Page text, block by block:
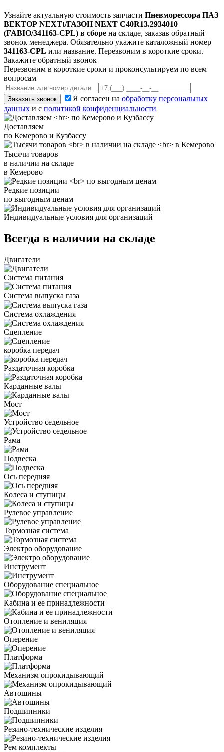
Узнайте актуальную стоимость запчасти Пневморессора ПАЗ
ВЕКТОР NEXTt/ГАЗОН NEXT C40R13.2934010
(FABIO/341163-CPL) в сборе на складе, заказав обратный
звонок менеджера. Обязательно укажите каталожный номер
341163-CPL или название. Перезвоним в короткие сроки.
Закажите обратный звонок
Перезвоним в короткие сроки и проконсультируем по всем
вопросам
Заказать звонок Я согласен на обработку персональных
данных и с политикой конфиденциальности
Доставляем
по Кемерово и Кузбассу
Тысячи товаров
в наличии на складе
в Кемерово
Редкие позиции
по выгодным ценам
Индивидуальные условия для организаций
Всегда в наличии на складе
Двигатели
Система питания
Система выпуска газа
Система охлаждения
Сцепление
коробка передач
Раздаточная коробка
Карданные валы
Мост
Устройство седельное
Рама
Подвеска
Ось передняя
Колеса и ступицы
Рулевое управление
Тормозная система
Электро оборудование
Инструмент
Оборудование специальное
Кабина и ее принадлежности
Отопление и вениляция
Оперение
Платформа
Механизм опрокидывающий
Автошины
Подшипники
Резино-технические изделия
Рем комплекты